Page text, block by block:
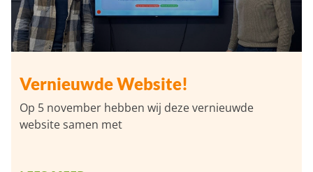
Vernieuwde Website!
Op 5 november hebben wij deze vernieuwde
website samen met